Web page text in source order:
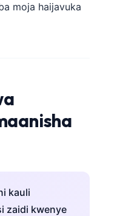
moja haijavuka
kauli
zaidi kwenye